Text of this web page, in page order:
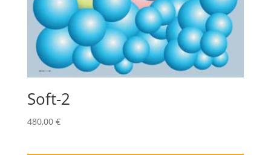
Soft-2
480,00 €